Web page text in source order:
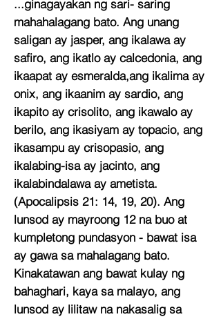
...ginagayakan ng sari- saring
mahahalagang bato. Ang unang
saligan ay jasper, ang ikalawa ay
safiro, ang ikatlo ay calcedonia, ang
ikaapat ay esmeralda,ang ikalima ay
onix, ang ikaanim ay sardio, ang
ikapito ay crisolito, ang ikawalo ay
berilo, ang ikasiyam ay topacio, ang
ikasampu ay crisopasio, ang
ikalabing-isa ay jacinto, ang
ikalabindalawa ay ametista.
(Apocalipsis 21: 14, 19, 20). Ang
lunsod ay mayroong 12 na buo at
kumpletong pundasyon - bawat isa
ay gawa sa mahalagang bato.
Kinakatawan ang bawat kulay ng
bahaghari, kaya sa malayo, ang
lunsod ay lilitaw na nakasalig sa